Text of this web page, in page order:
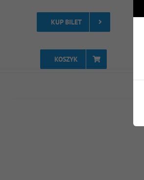
KUP BILET
KOSZYK